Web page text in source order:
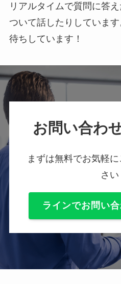
リアルタイムで質問に答
ついて話したりしていま
待ちしています！
お問い合わ
まずは無料でお気軽
さい
ラインでお問い合